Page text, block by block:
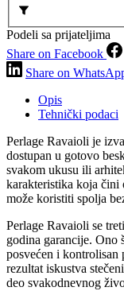
Podeli sa prijateljima
Share on Facebook
Share on
Opis
Tehnički podaci
Perlage Ravaioli je
dostupan u gotovo
svakom ukusu ili
karakteristika koja čini
može koristiti spolja
Perlage Ravaioli se
godina garancije. Ono
posvećen i
rezultat iskustva
deo svakodnevnog